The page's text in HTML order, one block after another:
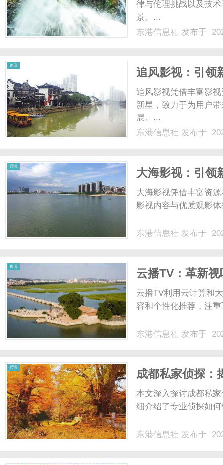
律与伦理挑战以及技
景。...
东港信息社 发布于
资讯
追风影视：引领
追风影视凭借丰富影
新星，致力于为用户
展。...
东港信息社 发布于
资讯
大海影视：引领
大海影视凭借丰富资
影视内容与优质观影
东港信息社 发布于
资讯
云播TV：革新
云播TV利用云计算和
容和个性化推荐，注
东港信息社 发布于
资讯
成都私家侦探：
状
本文深入探讨成都私
细介绍了专业侦探如
东港信息社 发布于